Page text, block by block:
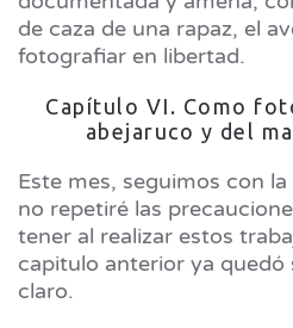
de caza de una rapaz, el
fotografiar en libertad.
Capítulo VI. Como
abejaruco y del
Este mes, seguimos con
no repetiré las
tener al realizar estos
capitulo anterior ya
claro.